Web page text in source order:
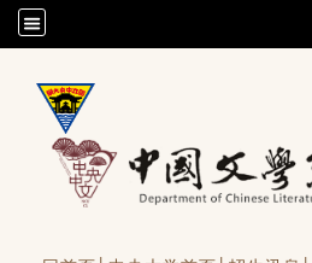
/accesskey"" title="Toolbar">:::